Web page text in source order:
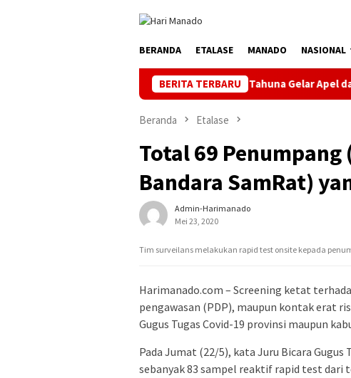
BERANDA ETALASE MANADO NASIONAL
BERITA TERBARU
Jelang HUT ke-81 RI, PLN UP3 Tahuna Gelar Apel dan Inspeksi
Beranda Etalase
Total 69
Bandara SamRat)
Admin-Harimanado
Mei 23, 2020
Tim surveilans melakukan rapid test onsite kepada
Harimanado.com – Screening ketat
pengawasan (PDP), maupun kontak erat
Gugus Tugas Covid-19 provinsi maupun
Pada Jumat (22/5), kata Juru Bicara Gugus
sebanyak 83 sampel reaktif rapid test dari